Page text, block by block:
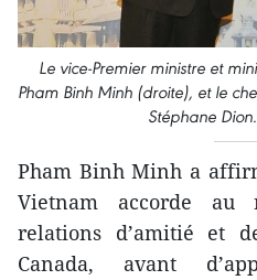
Le vice-Premier ministre et
Pham Binh Minh (droite), et le
Stéphane
Pham Binh Minh a
Vietnam accorde au
relations d’amitié et
Canada, avant